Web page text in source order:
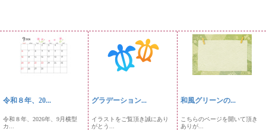
令和８年、20...
令和８年、2026年、9月横型
カ...
グラデーション...
イラストをご覧頂き誠にあり
がとう...
和風グリーンの...
こちらのページを開いて頂き
ありが...